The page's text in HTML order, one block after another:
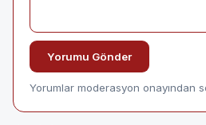
Yorumu Gönder
Yorumlar moderasyon onayından